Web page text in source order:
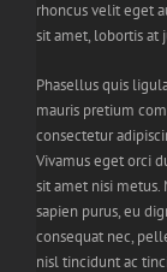
rhoncus velit eget
sit amet, lobortis at
Phasellus quis
mauris pretium
consectetur
Vivamus eget orci
sit amet nisi metus.
sapien purus, eu
consequat nec,
nisl tincidunt ac